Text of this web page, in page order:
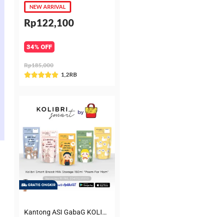
NEW ARRIVAL
Rp122,100
34% OFF
Rp185,000
Rated
of
1,2RB
Kantong ASI GabaG KOLIBRI KASIP 150 ml Poem for Mom